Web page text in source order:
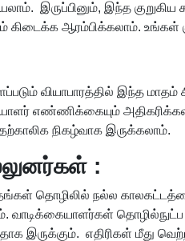
இருப்பினும், இந்த
கிடைக்க ஆரம்பிக்கலாம். உங்கள்
வியாபாரத்தில் இந்த மாதம்
எண்ணிக்கையும்
தற்காலிக நிகழ்வாக இருக்கலாம்.
:
தொழிலில் நல்ல
வாடிக்கையாளர்கள்
இருக்கும். எதிரிகள் மீது